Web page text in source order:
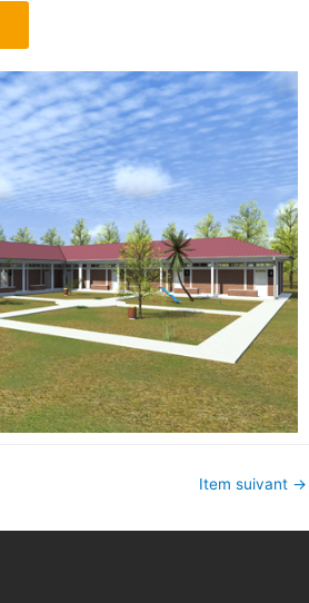
Item suivant →